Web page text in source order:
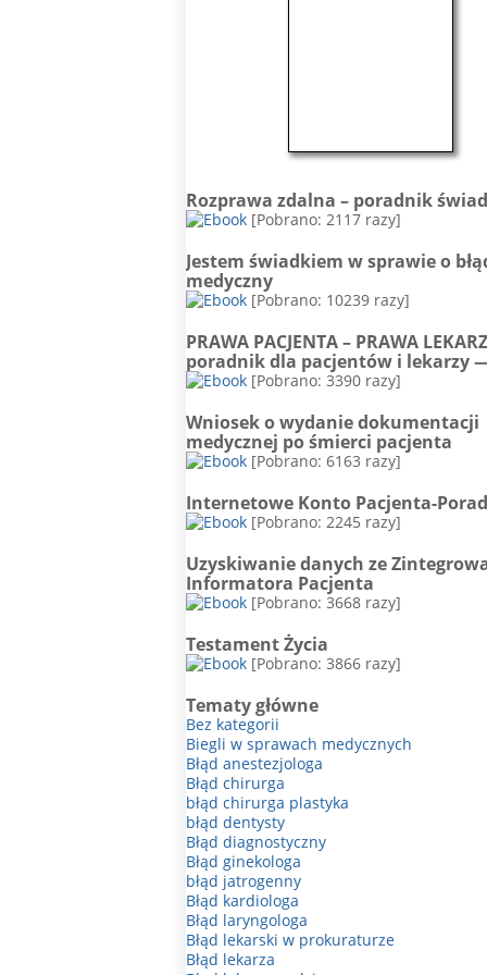
Rozprawa zdalna – poradnik
[Pobrano: 2117 razy]
Jestem świadkiem w sprawie o
medyczny
[Pobrano: 10239 razy]
PRAWA PACJENTA – PRAWA
poradnik dla pacjentów i lekarzy
[Pobrano: 3390 razy]
Wniosek o wydanie dokumentacji
medycznej po śmierci pacjenta
[Pobrano: 6163 razy]
Internetowe Konto Pacjenta-
[Pobrano: 2245 razy]
Uzyskiwanie danych ze
Informatora Pacjenta
[Pobrano: 3668 razy]
Testament Życia
[Pobrano: 3866 razy]
Tematy główne
Bez kategorii
Biegli w sprawach medycznych
Błąd anestezjologa
Błąd chirurga
błąd chirurga plastyka
błąd dentysty
Błąd diagnostyczny
Błąd ginekologa
błąd jatrogenny
Błąd kardiologa
Błąd laryngologa
Błąd lekarski w prokuraturze
Błąd lekarza